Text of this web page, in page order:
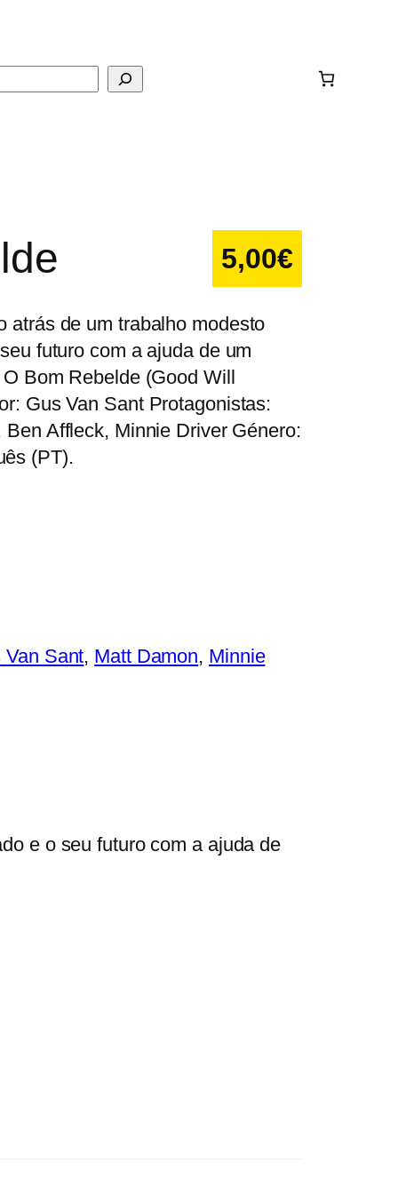
5,00€
atrás de um trabalho modesto
futuro com a ajuda de um
Bom Rebelde (Good Will
Gus Van Sant Protagonistas:
Affleck, Minnie Driver Género:
(PT).
Van Sant, Matt Damon, Minnie
e o seu futuro com a ajuda de